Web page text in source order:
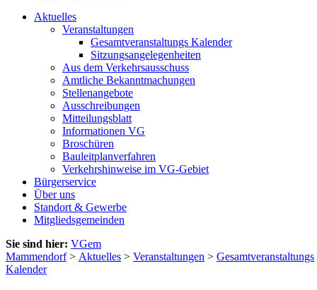
Aktuelles
Veranstaltungen
Gesamtveranstaltungs Kalender
Sitzungsangelegenheiten
Aus dem Verkehrsausschuss
Amtliche Bekanntmachungen
Stellenangebote
Ausschreibungen
Mitteilungsblatt
Informationen VG
Broschüren
Bauleitplanverfahren
Verkehrshinweise im VG-Gebiet
Bürgerservice
Über uns
Standort & Gewerbe
Mitgliedsgemeinden
Sie sind hier: VGem
Mammendorf> Aktuelles > Veranstaltungen > Gesamtveranstaltungs
Kalender